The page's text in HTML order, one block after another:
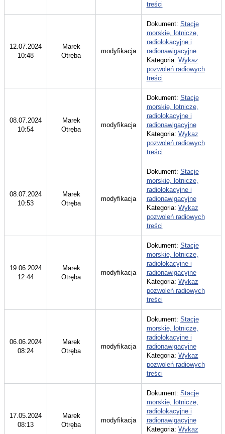
treści
12.07.2024
10:48
Marek
Otręba
modyfikacja
Dokument: Stacje
morskie, lotnicze,
radiolokacyjne i
radionawigacyjne
Kategoria: Wykaz
pozwoleń radiowych
treści
08.07.2024
10:54
Marek
Otręba
modyfikacja
Dokument: Stacje
morskie, lotnicze,
radiolokacyjne i
radionawigacyjne
Kategoria: Wykaz
pozwoleń radiowych
treści
08.07.2024
10:53
Marek
Otręba
modyfikacja
Dokument: Stacje
morskie, lotnicze,
radiolokacyjne i
radionawigacyjne
Kategoria: Wykaz
pozwoleń radiowych
treści
19.06.2024
12:44
Marek
Otręba
modyfikacja
Dokument: Stacje
morskie, lotnicze,
radiolokacyjne i
radionawigacyjne
Kategoria: Wykaz
pozwoleń radiowych
treści
06.06.2024
08:24
Marek
Otręba
modyfikacja
Dokument: Stacje
morskie, lotnicze,
radiolokacyjne i
radionawigacyjne
Kategoria: Wykaz
pozwoleń radiowych
treści
17.05.2024
08:13
Marek
Otręba
modyfikacja
Dokument: Stacje
morskie, lotnicze,
radiolokacyjne i
radionawigacyjne
Kategoria: Wykaz